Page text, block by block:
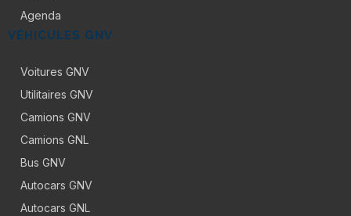
Agenda
VÉHICULES GNV
Voitures GNV
Utilitaires GNV
Camions GNV
Camions GNL
Bus GNV
Autocars GNV
Autocars GNL